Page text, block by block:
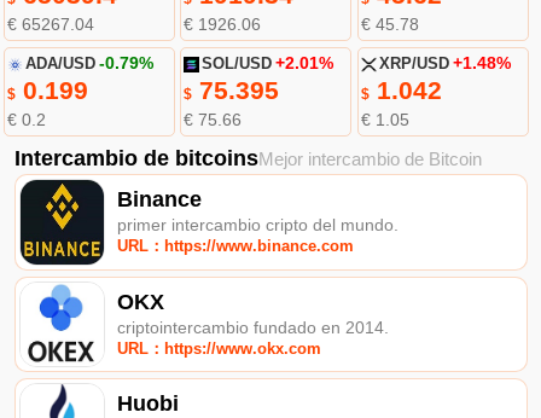
€ 65267.04 € 1926.06 € 45.78
ADA/USD -0.79%
$0.199
€ 0.2
SOL/USD +2.01%
$ 75.395
€ 75.66
XRP/USD +1.48%
$1.042
€ 1.05
Intercambio de bitcoinsMejor intercambio de Bitcoin
Binance
primer intercambio cripto del mundo.
URL：https://www.binance.com
OKX
criptointercambio fundado en 2014.
URL：https://www.okx.com
Huobi